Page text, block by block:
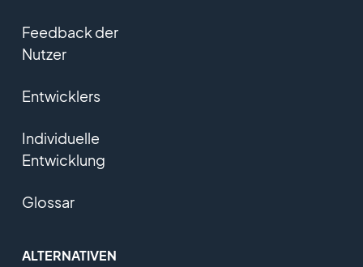
Feedback der
Nutzer
Entwicklers
Individuelle
Entwicklung
Glossar
ALTERNATIVEN